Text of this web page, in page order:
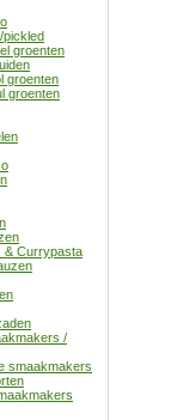
pickled
groenten
groenten
groenten
& Currypasta
/
smaakmakers